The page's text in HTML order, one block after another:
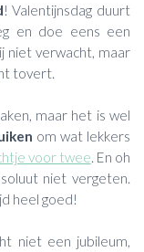
! Valentijnsdag duurt
en doe eens een
niet verwacht, maar
tovert.
maar het is wel
om wat lekkers
voor twee. En oh
niet vergeten.
heel goed!
niet een jubileum,